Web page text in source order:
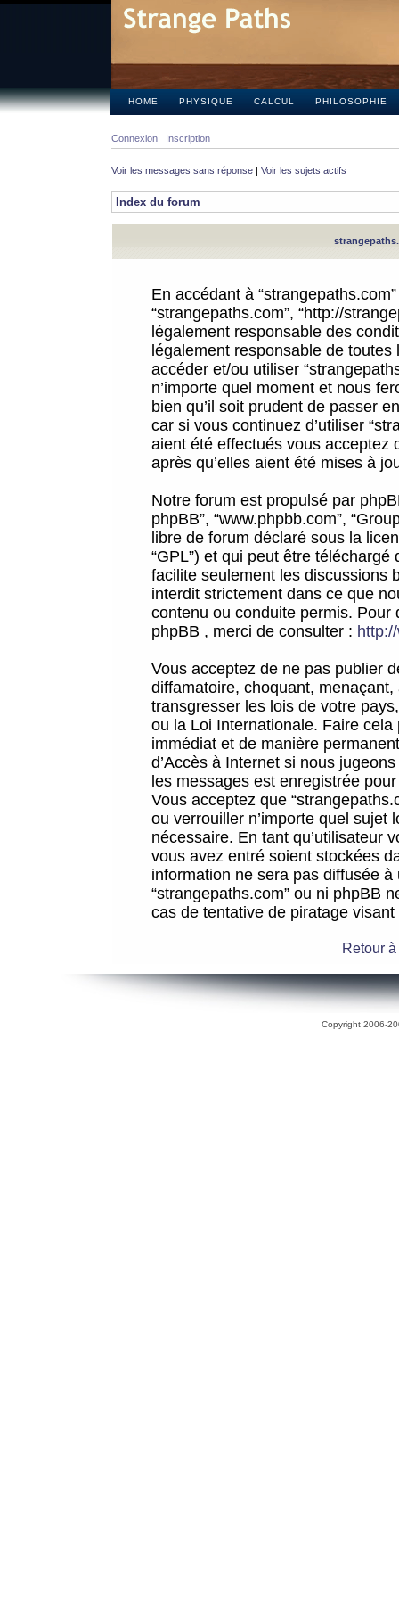
HOME PHYSIQUE CALCUL PHILOSOPHIE
Connexion Inscription
Voir les messages sans réponse | Voir les sujets actifs
Index du forum
En accédant à
“strangepaths.com”, “http://
légalement responsable des
légalement responsable de
accéder et/ou utiliser
n’importe quel moment et nous
bien qu’il soit prudent de passer
car si vous continuez d’utiliser
aient été effectués vous acceptez
après qu’elles aient été mises à
Notre forum est propulsé par
phpBB”, “www.phpbb.com”,
libre de forum déclaré sous la
“GPL”) et qui peut être téléchargé
facilite seulement les discussions
interdit strictement dans ce que
contenu ou conduite permis.
phpBB , merci de consulter :
Vous acceptez de ne pas publier
diffamatoire, choquant,
transgresser les lois de votre
ou la Loi Internationale. Faire
immédiat et de manière
d’Accès à Internet si nous
les messages est enregistrée
Vous acceptez que
ou verrouiller n’importe quel sujet
nécessaire. En tant qu’utilisateur
vous avez entré soient stockées
information ne sera pas diffusée
“strangepaths.com” ou ni phpBB
cas de tentative de piratage
Retour
Copyright 2006-